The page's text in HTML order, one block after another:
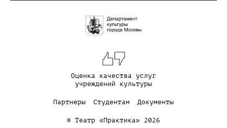
Оценка качества услуг
учреждений культуры
© Театр «Практика» 2026
Партнеры Студентам Документы